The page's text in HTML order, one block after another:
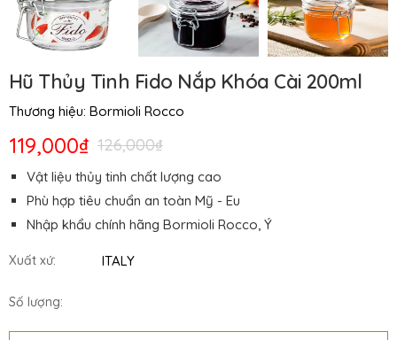
Hũ Thủy Tinh Fido Nắp Khóa Cài 200ml
Thương hiệu: Bormioli Rocco
119,000₫ 126,000₫
Vật liệu thủy tinh chất lượng cao
Phù hợp tiêu chuẩn an toàn Mỹ - Eu
Nhập khẩu chính hãng Bormioli Rocco, Ý
Xuất xứ: ITALY
Số lượng: